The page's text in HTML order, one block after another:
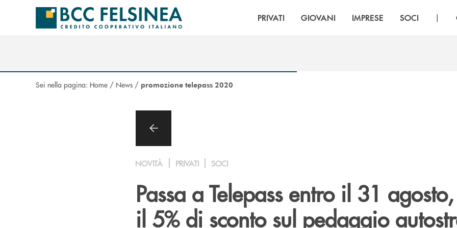
Salta al contenuto principale
PRIVATI GIOVANI IMPRESE SOCI |
Sei nella pagina: Home / News / promozione telepass 2020
NOVITÀ PRIVATI SOCI
Passa a Telepass entro il 31
il 5% di sconto sul pedaggio